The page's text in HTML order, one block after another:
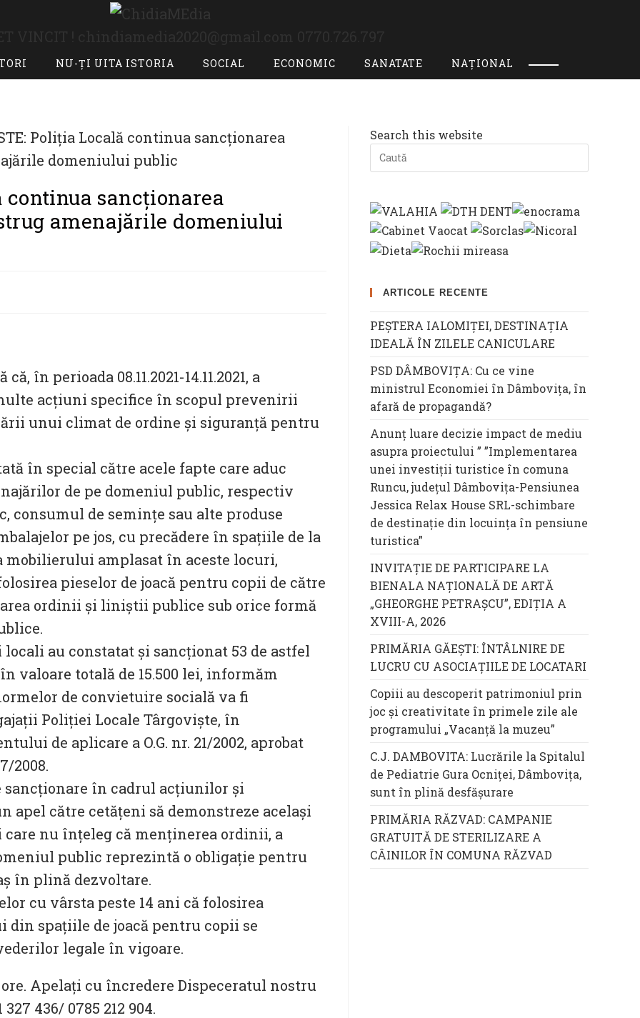
NU-ȚI UITA ISTORIA SOCIAL ECONOMIC SANATATE
NAȚIONAL
Toggle
search
continua sancționarea
amenajările domeniului
în perioada 08.11.2021-14.11.2021, a
acțiuni specifice în scopul prevenirii
unui climat de ordine și siguranță pentru
în special către acele fapte care aduc
de pe domeniul public, respectiv
consumul de semințe sau alte produse
pe jos, cu precădere în spațiile de la
mobilierului amplasat în aceste locuri,
pieselor de joacă pentru copii de către
ordinii și liniștii publice sub orice formă
au constatat și sancționat 53 de astfel
valoare totală de 15.500 lei, informăm
de convietuire socială va fi
Poliției Locale Târgoviște, în
de aplicare a O.G. nr. 21/2002, aprobat
2008.
în cadrul acțiunilor și
apel către cetățeni să demonstreze același
nu înțeleg că menținerea ordinii, a
public reprezintă o obligație pentru
în plină dezvoltare.
cu vârsta peste 14 ani că folosirea
spațiile de joacă pentru copii se
legale în vigoare.
Apelați cu încredere Dispeceratul nostru
436/ 0785 212 904.
Search this website
ARTICOLE RECENTE
PEȘTERA IALOMIȚEI, DESTINAȚIA
IDEALĂ ÎN ZILELE CANICULARE
PSD DÂMBOVIȚA: Cu ce vine
ministrul Economiei în Dâmbovița, în
afară de propagandă?
Anunț luare decizie impact de mediu
asupra proiectului ” ”Implementarea
unei investiții turistice în comuna
Runcu, județul Dâmbovița-Pensiunea
Jessica Relax House SRL-schimbare
de destinație din locuința în pensiune
turistica”
INVITAȚIE DE PARTICIPARE LA
BIENALA NAȚIONALĂ DE ARTĂ
„GHEORGHE PETRAȘCU”, EDIŢIA A
XVIII-A, 2026
PRIMĂRIA GĂEȘTI: ÎNTÂLNIRE DE
LUCRU CU ASOCIAȚIILE DE LOCATARI
Copiii au descoperit patrimoniul prin
joc și creativitate în primele zile ale
programului „Vacanță la muzeu”
C.J. DAMBOVITA: Lucrările la Spitalul
de Pediatrie Gura Ocniței, Dâmbovița,
sunt în plină desfășurare
PRIMĂRIA RĂZVAD: CAMPANIE
GRATUITĂ DE STERILIZARE A
CÂINILOR ÎN COMUNA RĂZVAD